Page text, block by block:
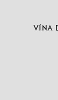
VÍNA